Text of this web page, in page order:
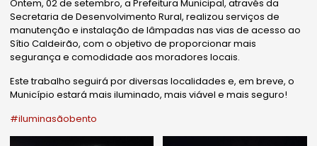
Ontem, 02 de setembro, a Prefeitura Municipal, através da
Secretaria de Desenvolvimento Rural, realizou serviços de
manutenção e instalação de lâmpadas nas vias de acesso ao
Sítio Caldeirão, com o objetivo de proporcionar mais
segurança e comodidade aos moradores locais.
Este trabalho seguirá por diversas localidades e, em breve, o
Município estará mais iluminado, mais viável e mais seguro!
#iluminasãobento